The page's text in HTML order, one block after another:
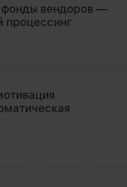
фонды вендоров —
процессинг